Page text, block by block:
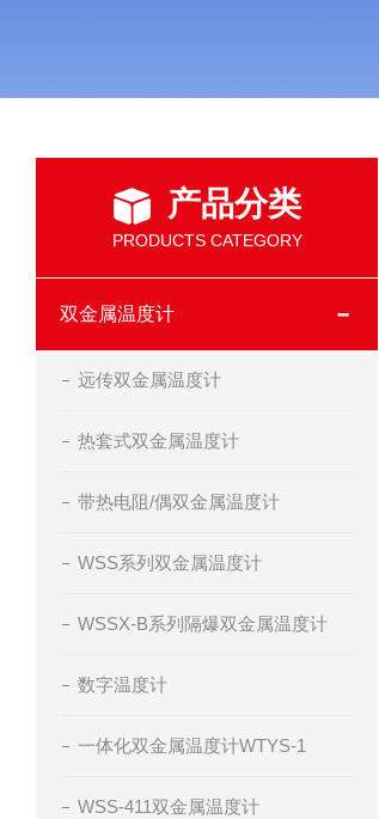
产品分类
PRODUCTS CATEGORY
双金属温度计
远传双金属温度计
热套式双金属温度计
带热电阻/偶双金属温度计
WSS系列双金属温度计
WSSX-B系列隔爆双金属温度计
数字温度计
一体化双金属温度计WTYS-1
WSS-411双金属温度计